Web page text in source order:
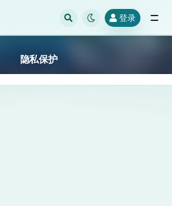
登录
隐私保护